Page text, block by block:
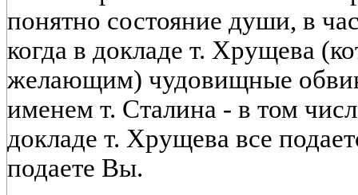
понятно состояние души, в
когда в докладе т. Хрущева
желающим) чудовищные
именем т. Сталина - в том
докладе т. Хрущева все
подаете Вы.